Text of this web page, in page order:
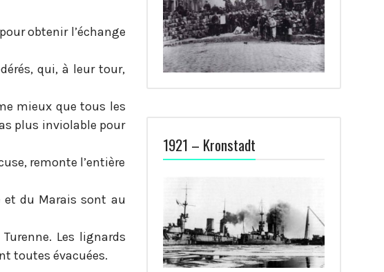
obtenir l’échange
qui, à leur tour,
mieux que tous les
plus inviolable pour
remonte l’entière
et du Marais sont au
Les lignards
toutes évacuées.
1921 – Kronstadt